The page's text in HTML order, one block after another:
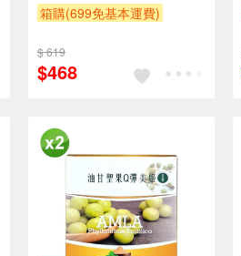
箱購(699免基本運費)
贈$200
$ 619
$468